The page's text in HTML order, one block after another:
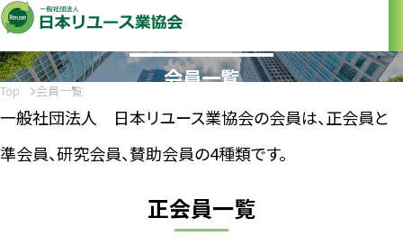
Member
会員一覧
Top 会員一覧
一般社団法人 日本リユース業協会の会員は、正会員と
準会員、研究会員、賛助会員の4種類です。
正会員一覧